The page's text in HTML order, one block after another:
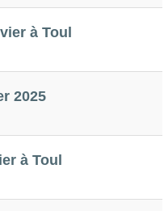
à Toul
2025
à Toul